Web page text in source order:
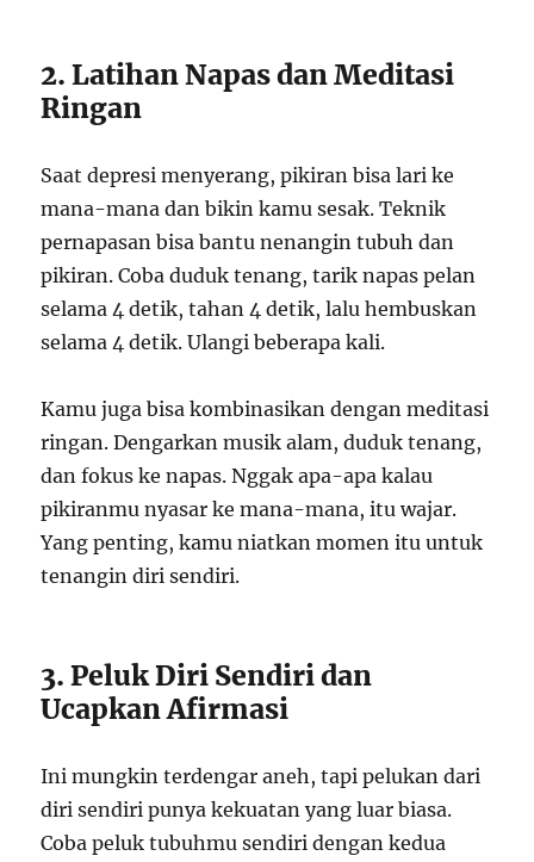
2. Latihan Napas dan Meditasi
Ringan
Saat depresi menyerang, pikiran bisa lari ke
mana-mana dan bikin kamu sesak. Teknik
pernapasan bisa bantu nenangin tubuh dan
pikiran. Coba duduk tenang, tarik napas pelan
selama 4 detik, tahan 4 detik, lalu hembuskan
selama 4 detik. Ulangi beberapa kali.
Kamu juga bisa kombinasikan dengan meditasi
ringan. Dengarkan musik alam, duduk tenang,
dan fokus ke napas. Nggak apa-apa kalau
pikiranmu nyasar ke mana-mana, itu wajar.
Yang penting, kamu niatkan momen itu untuk
tenangin diri sendiri.
3. Peluk Diri Sendiri dan
Ucapkan Afirmasi
Ini mungkin terdengar aneh, tapi pelukan dari
diri sendiri punya kekuatan yang luar biasa.
Coba peluk tubuhmu sendiri dengan kedua